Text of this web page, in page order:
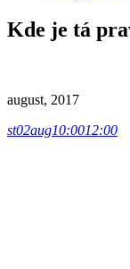
Kde je tá
august, 2017
st02aug10:0012:00